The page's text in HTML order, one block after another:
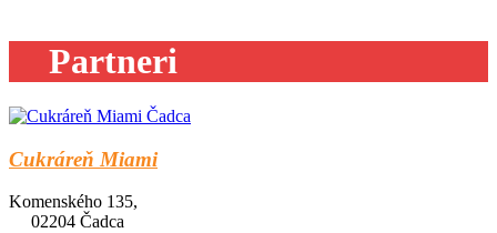
Partneri
Cukráreň Miami
Komenského 135,
02204 Čadca